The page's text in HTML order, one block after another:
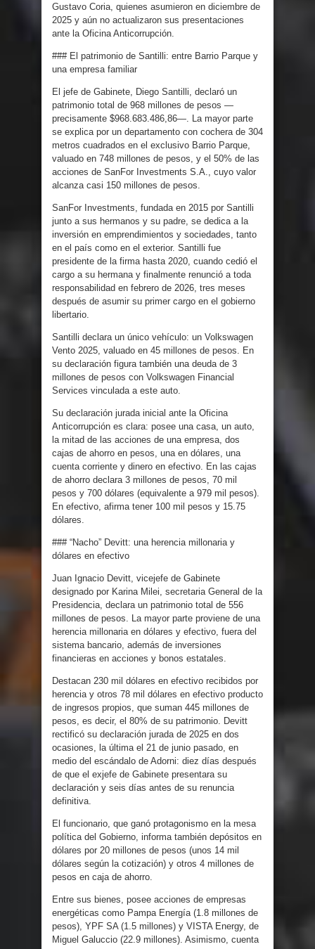
Gustavo Coria, quienes asumieron en diciembre de
2025 y aún no actualizaron sus presentaciones
ante la Oficina Anticorrupción.
### El patrimonio de Santilli: entre Barrio Parque y
una empresa familiar
El jefe de Gabinete, Diego Santilli, declaró un
patrimonio total de 968 millones de pesos —
precisamente $968.683.486,86—. La mayor parte
se explica por un departamento con cochera de 304
metros cuadrados en el exclusivo Barrio Parque,
valuado en 748 millones de pesos, y el 50% de las
acciones de SanFor Investments S.A., cuyo valor
alcanza casi 150 millones de pesos.
SanFor Investments, fundada en 2015 por Santilli
junto a sus hermanos y su padre, se dedica a la
inversión en emprendimientos y sociedades, tanto
en el país como en el exterior. Santilli fue
presidente de la firma hasta 2020, cuando cedió el
cargo a su hermana y finalmente renunció a toda
responsabilidad en febrero de 2026, tres meses
después de asumir su primer cargo en el gobierno
libertario.
Santilli declara un único vehículo: un Volkswagen
Vento 2025, valuado en 45 millones de pesos. En
su declaración figura también una deuda de 3
millones de pesos con Volkswagen Financial
Services vinculada a este auto.
Su declaración jurada inicial ante la Oficina
Anticorrupción es clara: posee una casa, un auto,
la mitad de las acciones de una empresa, dos
cajas de ahorro en pesos, una en dólares, una
cuenta corriente y dinero en efectivo. En las cajas
de ahorro declara 3 millones de pesos, 70 mil
pesos y 700 dólares (equivalente a 979 mil pesos).
En efectivo, afirma tener 100 mil pesos y 15.75
dólares.
### “Nacho” Devitt: una herencia millonaria y
dólares en efectivo
Juan Ignacio Devitt, vicejefe de Gabinete
designado por Karina Milei, secretaria General de la
Presidencia, declara un patrimonio total de 556
millones de pesos. La mayor parte proviene de una
herencia millonaria en dólares y efectivo, fuera del
sistema bancario, además de inversiones
financieras en acciones y bonos estatales.
Destacan 230 mil dólares en efectivo recibidos por
herencia y otros 78 mil dólares en efectivo producto
de ingresos propios, que suman 445 millones de
pesos, es decir, el 80% de su patrimonio. Devitt
rectificó su declaración jurada de 2025 en dos
ocasiones, la última el 21 de junio pasado, en
medio del escándalo de Adorni: diez días después
de que el exjefe de Gabinete presentara su
declaración y seis días antes de su renuncia
definitiva.
El funcionario, que ganó protagonismo en la mesa
política del Gobierno, informa también depósitos en
dólares por 20 millones de pesos (unos 14 mil
dólares según la cotización) y otros 4 millones de
pesos en caja de ahorro.
Entre sus bienes, posee acciones de empresas
energéticas como Pampa Energía (1.8 millones de
pesos), YPF SA (1.5 millones) y VISTA Energy, de
Miguel Galuccio (22.9 millones). Asimismo, cuenta